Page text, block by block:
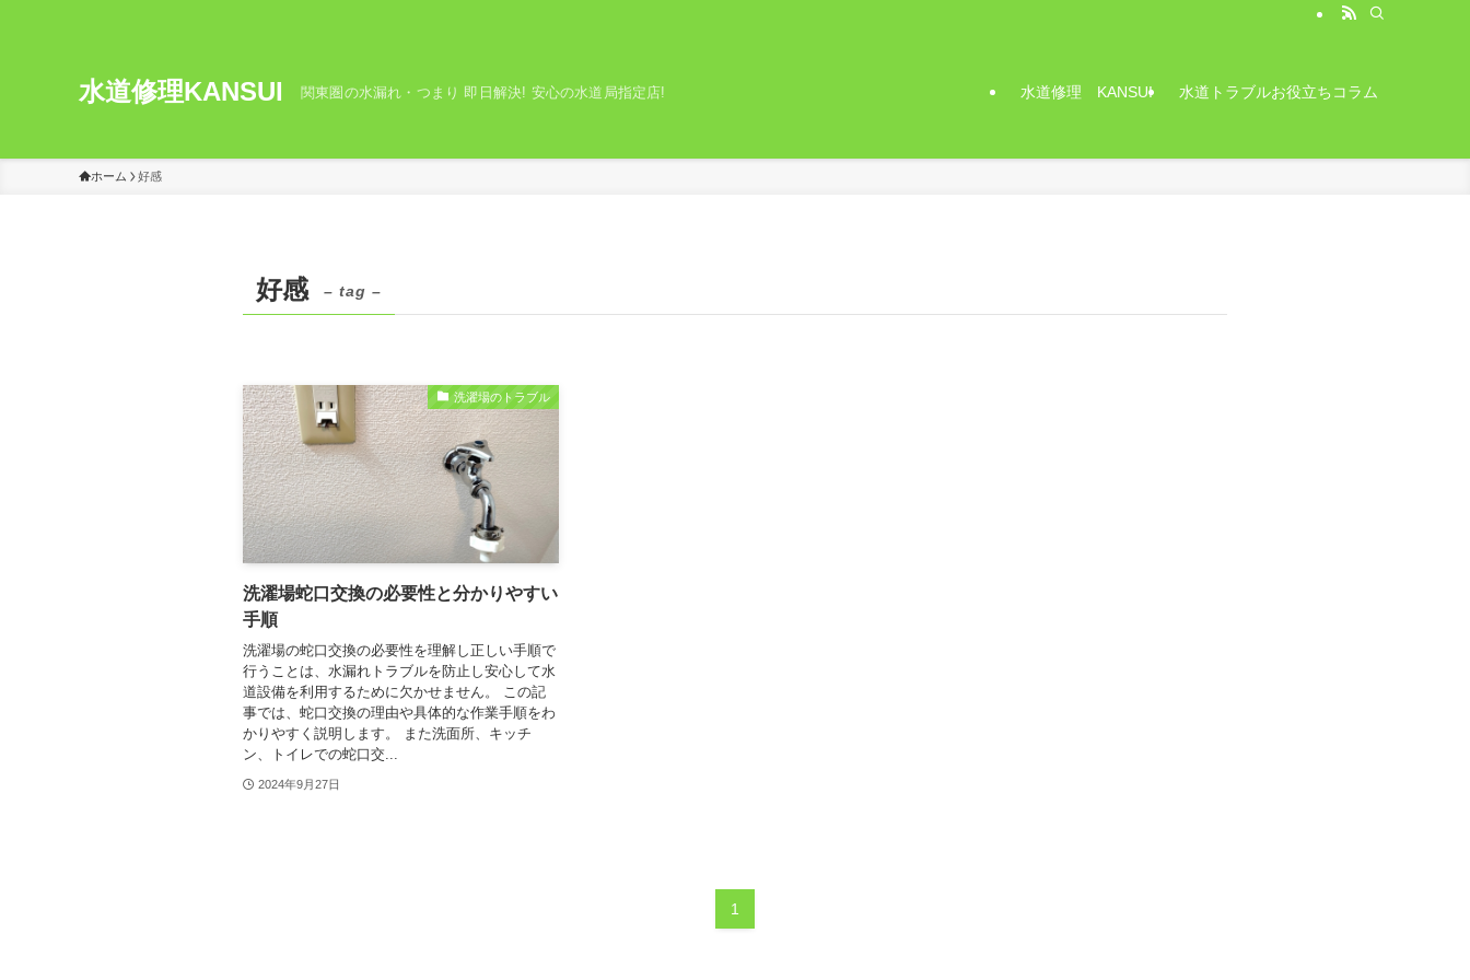
水道修理KANSUI 関東圏の水漏れ・つまり 即日解決! 安心の水道局指定店! 水道修理 KANSUI 水道トラブルお役立ちコラム
ホーム 好感
好感 – tag –
洗濯場のトラブル
洗濯場蛇口交換の必要性と分かりやすい
手順
洗濯場の蛇口交換の必要性を理解し正しい手順で
行うことは、水漏れトラブルを防止し安心して水
道設備を利用するために欠かせません。 この記
事では、蛇口交換の理由や具体的な作業手順をわ
かりやすく説明します。 また洗面所、キッチ
ン、トイレでの蛇口交...
2024年9月27日
1